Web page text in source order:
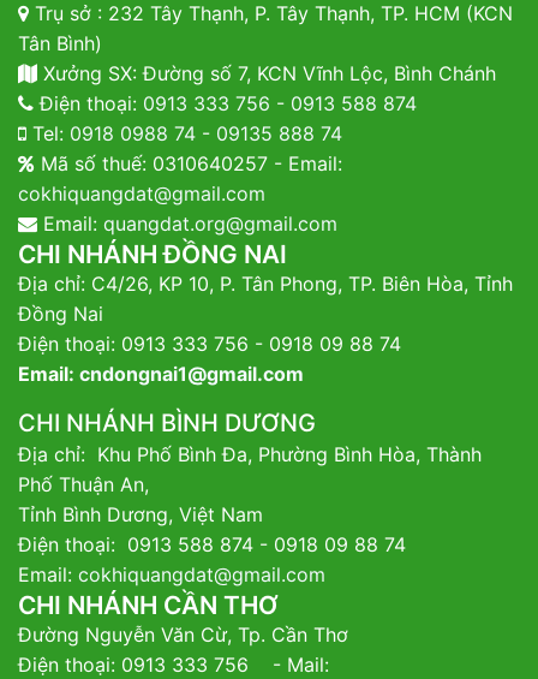
Trụ sở : 232 Tây Thạnh, P. Tây Thạnh, TP. HCM (KCN
Tân Bình)
Xưởng SX: Đường số 7, KCN Vĩnh Lộc, Bình Chánh
Điện thoại: 0913 333 756 - 0913 588 874
Tel: 0918 0988 74 - 09135 888 74
Mã số thuế: 0310640257 - Email:
cokhiquangdat@gmail.com
Email: quangdat.org@gmail.com
CHI NHÁNH ĐỒNG NAI
Địa chỉ: C4/26, KP 10, P. Tân Phong, TP. Biên Hòa, Tỉnh
Đồng Nai
Điện thoại: 0913 333 756 - 0918 09 88 74
Email: cndongnai1@gmail.com
CHI NHÁNH BÌNH DƯƠNG
Địa chỉ: Khu Phố Bình Đa, Phường Bình Hòa, Thành
Phố Thuận An,
Tỉnh Bình Dương, Việt Nam
Điện thoại: 0913 588 874 - 0918 09 88 74
Email: cokhiquangdat@gmail.com
CHI NHÁNH CẦN THƠ
Đường Nguyễn Văn Cừ, Tp. Cần Thơ
Điện thoại: 0913 333 756 - Mail: